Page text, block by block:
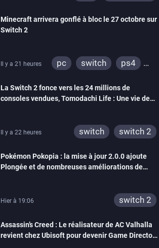
Minecraft arrivera gonflé à bloc le 27 octobre sur
Switch 2
Il y a 21 heures pc switch
ps4
wiiu
3ds
ps3
xbox 360
switch 2
La Switch 2 fonce vers les 24 millions de
consoles vendues, Tomodachi Life : Une vie de
Il y a 22 heures switch switch 2
Pokémon Pokopia : la mise à jour 2.0.0 ajoute
Plongée et de nombreuses améliorations de
Hier à 19:06 switch 2
Assassin’s Creed : Le réalisateur de AC Valhalla
revient chez Ubisoft pour devenir Game Director